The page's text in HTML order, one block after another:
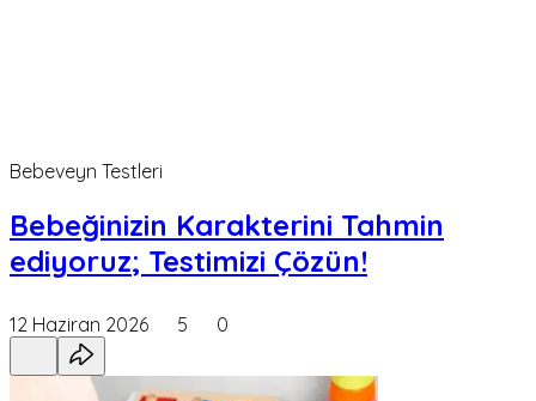
Bebeveyn Testleri
Bebeğinizin Karakterini Tahmin
ediyoruz; Testimizi Çözün!
12 Haziran 2026 5 0